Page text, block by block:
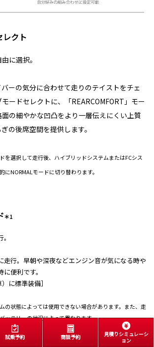
レクト
に選択。
ーの気分に合わせて走りのテイストをチェ
ードセレクトに、「REARCOMFORT」モー
面の細やかな凹凸をより一層伝えにくい上質
の後席空間を提供します。
を選択して走行後、ハイブリッドシステムまたはFCシス
にNORMALモードに切り替わります。
＊1
走行。早朝や深夜などエンジン音が気になる時や
便利です。
に標準装備］
の状態によっては使用できない場合があります。また、走
ッテリーの状況によって異なります。
試乗予約 商談予約
見積りシミュレーシ
ョン